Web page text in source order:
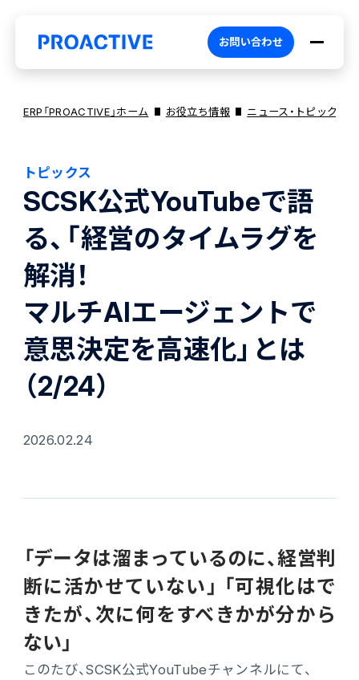
PROACTIVEとは
特長・選ばれる理由
ブランドコア
PROACTIVE AI
プロダクト
機能
会計
財務会計
管理会計
手形管理
固定資産管理
リース資産管理
オファリング
業務特化型オファリング
生産管理 PROACTIVE Production
業界特化型オファリング
卸売・商社
お役立ち情報
特集記事
ニュース・トピックス
お問い合わせ
ERP「PROACTIVE」ホーム お役立ち情報 ニュース・トピックス
トピックス
SCSK公式YouTubeで語
る、「経営のタイムラグを
解消！
マルチAIエージェントで
意思決定を高速化」とは
（2/24）
2026.02.24
「データは溜まっているのに、経営判
断に活かせていない」 「可視化はで
きたが、次に何をすべきかが分から
ない」
このたび、SCSK公式YouTubeチャンネルにて、